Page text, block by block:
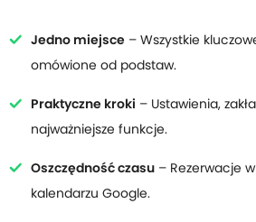
Jedno miejsce – Wszystkie
omówione od podstaw.
Praktyczne kroki – Ustawienia,
najważniejsze funkcje.
Oszczędność czasu – Rezerwacje
kalendarzu Google.